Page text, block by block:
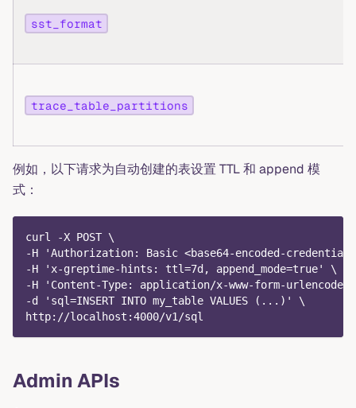
sst_format
trace_table_partitions
例如，以下请求为自动创建的表设置 TTL 和 append 模
式：
curl -X POST \
-H 'Authorization: Basic <base64-encoded-
-H 'x-greptime-hints: ttl=7d, append_mode=true' \
-H 'Content-Type: application/x-www-form-
-d 'sql=INSERT INTO my_table VALUES (...)' \
http://localhost:4000/v1/sql
Admin APIs